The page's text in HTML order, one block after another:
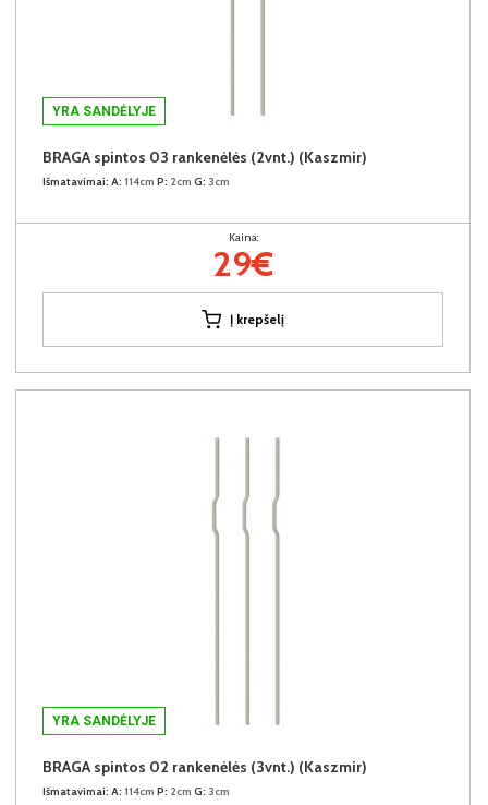
YRA SANDĖLYJE
BRAGA spintos 03 rankenėlės (2vnt.) (Kaszmir)
Išmatavimai: A: 114cm P: 2cm G: 3cm
Kaina:
29€
Į krepšelį
YRA SANDĖLYJE
BRAGA spintos 02 rankenėlės (3vnt.) (Kaszmir)
Išmatavimai: A: 114cm P: 2cm G: 3cm